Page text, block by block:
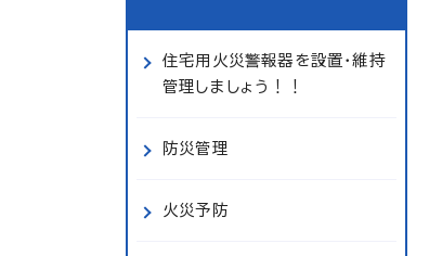
住宅用火災警報器を設置・維持
管理しましょう！！
防災管理
火災予防